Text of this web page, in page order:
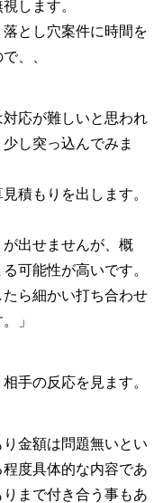
します。
とし穴案件に時間を
、、
応が難しいと思われ
し突っ込んでみま
積もりを出します。
が出せませんが、概
可能性が高いです。
ら細かい打ち合わせ
」
手の反応を見ます。
金額は問題無いとい
度具体的な内容であ
まで付き合う事もあ